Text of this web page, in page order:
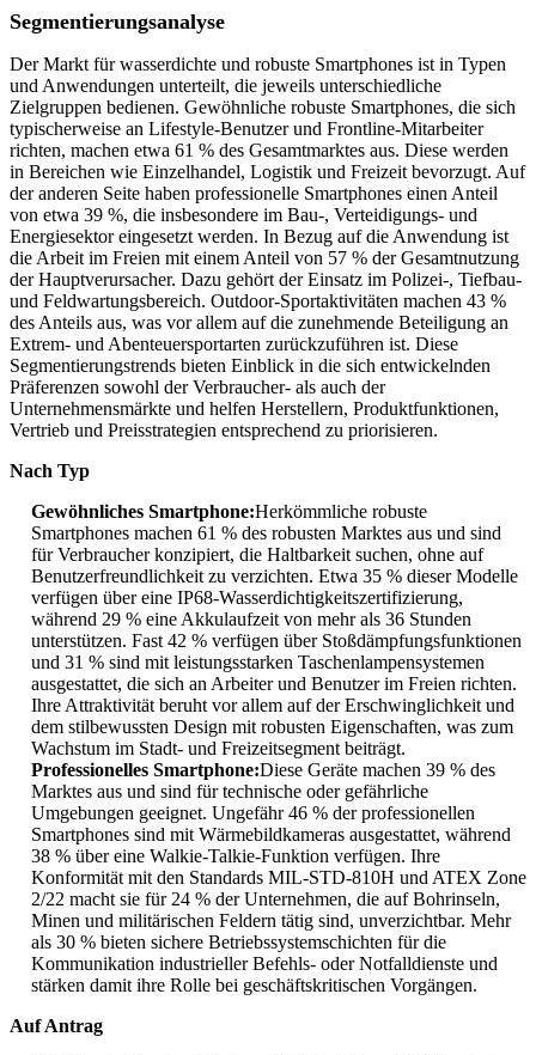
Segmentierungsanalyse
Der Markt für wasserdichte und robuste Smartphones ist in Typen
und Anwendungen unterteilt, die jeweils unterschiedliche
Zielgruppen bedienen. Gewöhnliche robuste Smartphones, die sich
typischerweise an Lifestyle-Benutzer und Frontline-Mitarbeiter
richten, machen etwa 61 % des Gesamtmarktes aus. Diese werden
in Bereichen wie Einzelhandel, Logistik und Freizeit bevorzugt. Auf
der anderen Seite haben professionelle Smartphones einen Anteil
von etwa 39 %, die insbesondere im Bau-, Verteidigungs- und
Energiesektor eingesetzt werden. In Bezug auf die Anwendung ist
die Arbeit im Freien mit einem Anteil von 57 % der Gesamtnutzung
der Hauptverursacher. Dazu gehört der Einsatz im Polizei-, Tiefbau-
und Feldwartungsbereich. Outdoor-Sportaktivitäten machen 43 %
des Anteils aus, was vor allem auf die zunehmende Beteiligung an
Extrem- und Abenteuersportarten zurückzuführen ist. Diese
Segmentierungstrends bieten Einblick in die sich entwickelnden
Präferenzen sowohl der Verbraucher- als auch der
Unternehmensmärkte und helfen Herstellern, Produktfunktionen,
Vertrieb und Preisstrategien entsprechend zu priorisieren.
Nach Typ
Gewöhnliches Smartphone:Herkömmliche robuste
Smartphones machen 61 % des robusten Marktes aus und sind
für Verbraucher konzipiert, die Haltbarkeit suchen, ohne auf
Benutzerfreundlichkeit zu verzichten. Etwa 35 % dieser Modelle
verfügen über eine IP68-Wasserdichtigkeitszertifizierung,
während 29 % eine Akkulaufzeit von mehr als 36 Stunden
unterstützen. Fast 42 % verfügen über Stoßdämpfungsfunktionen
und 31 % sind mit leistungsstarken Taschenlampensystemen
ausgestattet, die sich an Arbeiter und Benutzer im Freien richten.
Ihre Attraktivität beruht vor allem auf der Erschwinglichkeit und
dem stilbewussten Design mit robusten Eigenschaften, was zum
Wachstum im Stadt- und Freizeitsegment beiträgt.
Professionelles Smartphone:Diese Geräte machen 39 % des
Marktes aus und sind für technische oder gefährliche
Umgebungen geeignet. Ungefähr 46 % der professionellen
Smartphones sind mit Wärmebildkameras ausgestattet, während
38 % über eine Walkie-Talkie-Funktion verfügen. Ihre
Konformität mit den Standards MIL-STD-810H und ATEX Zone
2/22 macht sie für 24 % der Unternehmen, die auf Bohrinseln,
Minen und militärischen Feldern tätig sind, unverzichtbar. Mehr
als 30 % bieten sichere Betriebssystemschichten für die
Kommunikation industrieller Befehls- oder Notfalldienste und
stärken damit ihre Rolle bei geschäftskritischen Vorgängen.
Auf Antrag